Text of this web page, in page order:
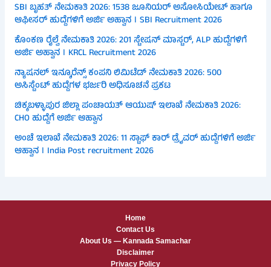
SBI ಬೃಹತ್ ನೇಮಕಾತಿ 2026: 1538 ಜೂನಿಯರ್ ಅಸೋಸಿಯೇಟ್ ಹಾಗೂ
ಆಫೀಸರ್ ಹುದ್ದೆಗಳಿಗೆ ಅರ್ಜಿ ಅಹ್ವಾನ । SBI Recruitment 2026
ಕೊಂಕಣ ರೈಲ್ವೆ ನೇಮಕಾತಿ 2026: 201 ಸ್ಟೇಷನ್ ಮಾಸ್ಟರ್, ALP ಹುದ್ದೆಗಳಿಗೆ
ಅರ್ಜಿ ಅಹ್ವಾನ । KRCL Recruitment 2026
ನ್ಯಾಷನಲ್ ಇನ್ಶೂರೆನ್ಸ್ ಕಂಪನಿ ಲಿಮಿಟೆಡ್ ನೇಮಕಾತಿ 2026: 500
ಅಸಿಸ್ಟೆಂಟ್ ಹುದ್ದೆಗಳ ಭರ್ಜರಿ ಅಧಿಸೂಚನೆ ಪ್ರಕಟ
ಚಿಕ್ಕಬಳ್ಳಾಪುರ ಜಿಲ್ಲಾ ಪಂಚಾಯತ್ ಆಯುಷ್ ಇಲಾಖೆ ನೇಮಕಾತಿ 2026:
CHO ಹುದ್ದೆಗೆ ಅರ್ಜಿ ಆಹ್ವಾನ
ಅಂಚೆ ಇಲಾಖೆ ನೇಮಕಾತಿ 2026: 11 ಸ್ಟಾಫ್ ಕಾರ್ ಡ್ರೈವರ್ ಹುದ್ದೆಗಳಿಗೆ ಅರ್ಜಿ
ಆಹ್ವಾನ । India Post recruitment 2026
Home
Contact Us
About Us — Kannada Samachar
Disclaimer
Privacy Policy